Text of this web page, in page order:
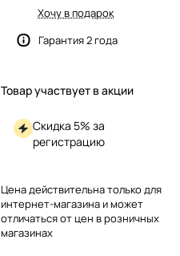
Хочу в подарок
Гарантия 2 года
Товар участвует в акции
Скидка 5% за
регистрацию
Цена действительна только для
интернет-магазина и может
отличаться от цен в розничных
магазинах